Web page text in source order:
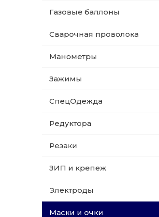
015 Резаки
009 ЗИП и крепеж
018 Электроды
Газовые баллоны
Сварочная проволока
Манометры
Зажимы
СпецОдежда
Редуктора
Резаки
ЗИП и крепеж
Электроды
Маски и очки